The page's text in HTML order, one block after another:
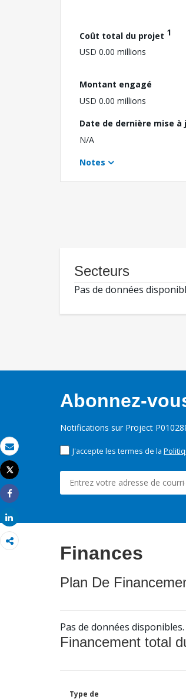
Email
Imprimer
Tweet
Share
Coût total du projet 1
USD 0.00 millions
Montant engagé
USD 0.00 millions
Date de dernière mise à
N/A
Notes
Secteurs
Pas de données
Abonnez-
Notifications sur Project
J'accepte les termes de la
Finances
Plan De
Pas de données disponibles.
Financement total
Type de